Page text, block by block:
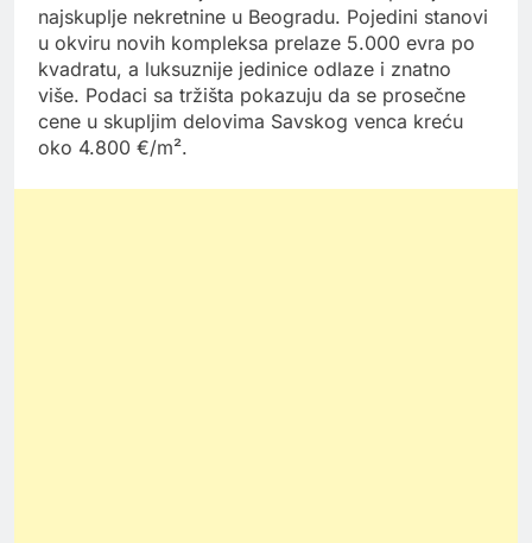
najskuplje nekretnine u Beogradu. Pojedini stanovi
u okviru novih kompleksa prelaze 5.000 evra po
kvadratu, a luksuznije jedinice odlaze i znatno
više. Podaci sa tržišta pokazuju da se prosečne
cene u skupljim delovima Savskog venca kreću
oko 4.800 €/m².